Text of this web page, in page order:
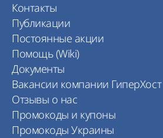
Контакты
Публикации
Постоянные акции
Помощь (Wiki)
Документы
Вакансии компании ГиперХост
Отзывы о нас
Промокоды и купоны
Промокоды Украины